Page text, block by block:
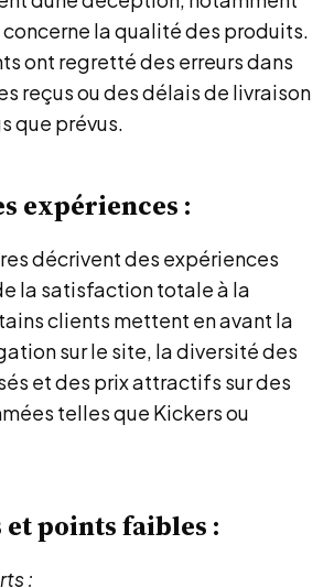
concerne la qualité des produits.
ont regretté des erreurs dans
reçus ou des délais de livraison
que prévus.
expériences :
décrivent des expériences
la satisfaction totale à la
clients mettent en avant la
sur le site, la diversité des
et des prix attractifs sur des
telles que Kickers ou
points faibles :
: